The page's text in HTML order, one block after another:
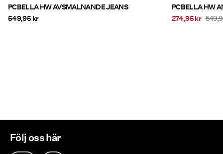
PCBELLA HW AVSMALNANDE JEANS
549,95 kr
PCBELLA HW
274,95 kr
Följ oss här